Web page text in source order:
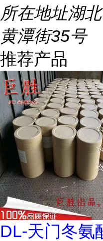
所在地址湖
黄潭街35号
推荐产品
DL-天门冬氨